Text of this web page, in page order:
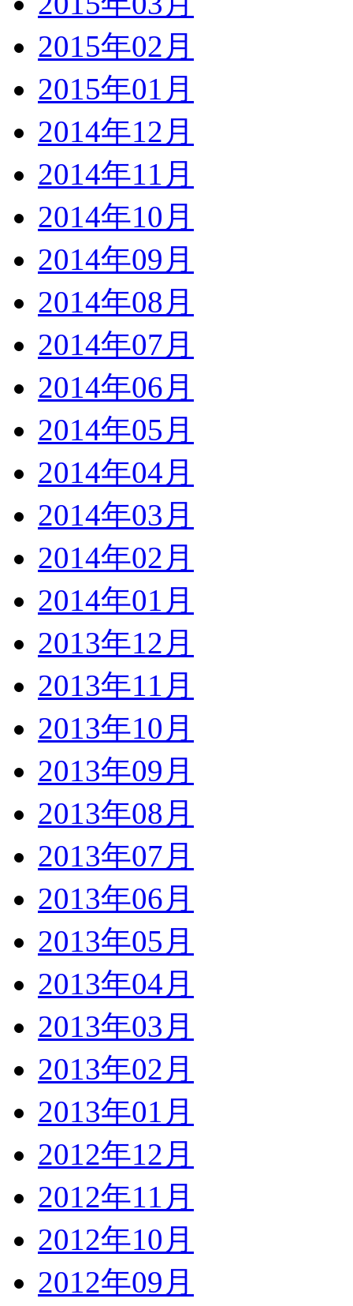
2015年02月
2015年01月
2014年12月
2014年11月
2014年10月
2014年09月
2014年08月
2014年07月
2014年06月
2014年05月
2014年04月
2014年03月
2014年02月
2014年01月
2013年12月
2013年11月
2013年10月
2013年09月
2013年08月
2013年07月
2013年06月
2013年05月
2013年04月
2013年03月
2013年02月
2013年01月
2012年12月
2012年11月
2012年10月
2012年09月